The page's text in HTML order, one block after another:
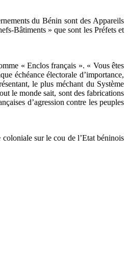
du Bénin sont des Appareils
Bâtiments » que sont les Préfets et
« Enclos français ». « Vous êtes
échéance électorale d’importance,
le plus méchant du Système
le monde sait, sont des fabrications
d’agression contre les peuples
sur le cou de l’Etat béninois